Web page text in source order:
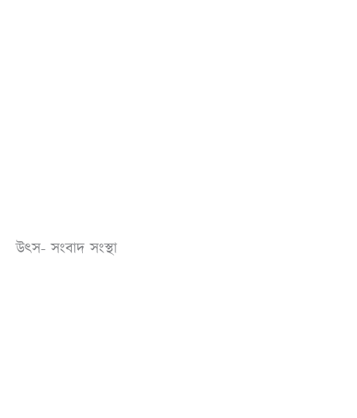
উৎস- সংবাদ সংস্থা